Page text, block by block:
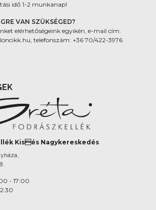
idő 1-2 munkanap!
VAN SZÜKSÉGED?
elérhetőségeink egyikén, e-mail cím:
telefonszám: +36 70/422-3976
Kisés Nagykereskedés
- 17:00